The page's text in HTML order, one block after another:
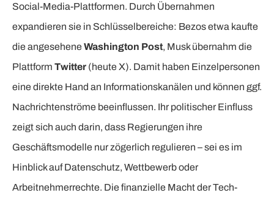
Social-Media-Plattformen. Durch Übernahmen
expandieren sie in Schlüsselbereiche: Bezos etwa kaufte
die angeseheneWashington Post, Musk übernahm die
Plattform Twitter (heute X). Damit haben Einzelpersonen
eine direkte Hand an Informationskanälen und können ggf.
Nachrichtenströme beeinflussen. Ihr politischer Einfluss
zeigt sich auch darin, dass Regierungen ihre
Geschäftsmodelle nur zögerlich regulieren – sei es im
Hinblick auf Datenschutz, Wettbewerb oder
Arbeitnehmerrechte. Die finanzielle Macht der Tech-